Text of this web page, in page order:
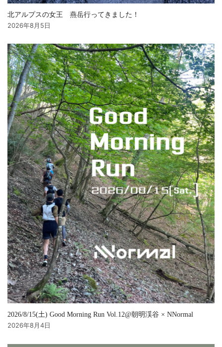
北アルプスの女王 燕岳行ってきました！
2026年8月5日
2026/8/15(土) Good Morning Run Vol.12@朝明渓谷 × NNormal
2026年8月4日